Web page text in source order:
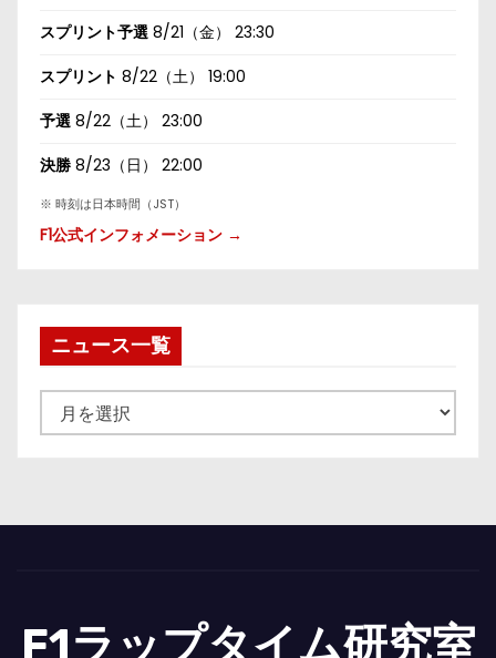
スプリント予選 8/21（金） 23:30
スプリント 8/22（土） 19:00
予選 8/22（土） 23:00
決勝 8/23（日） 22:00
※ 時刻は日本時間（JST）
F1公式インフォメーション →
ニュース一覧
ュ
一
F1ラップタイム研究室